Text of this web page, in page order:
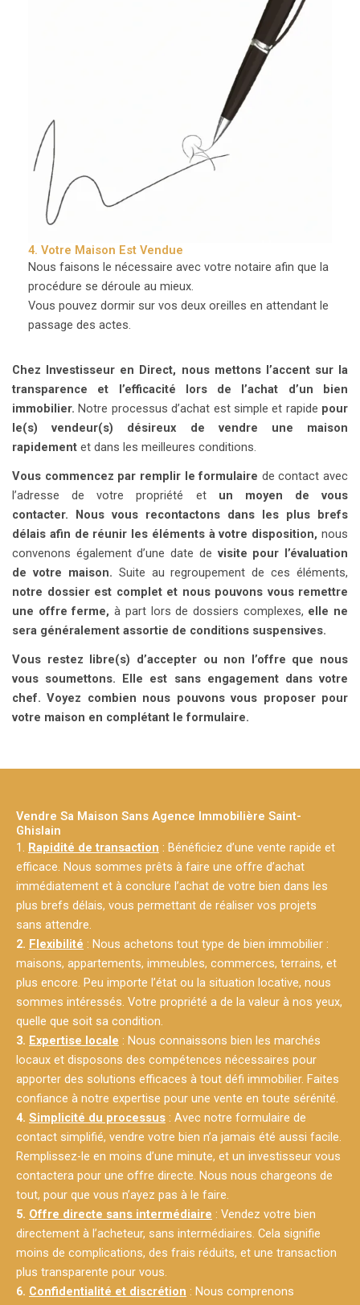
4. Votre Maison Est Vendue
Nous faisons le nécessaire avec votre notaire afin que la
procédure se déroule au mieux.
Vous pouvez dormir sur vos deux oreilles en attendant le
passage des actes.
Chez Investisseur en Direct, nous mettons l’accent sur la
transparence et l’efficacité lors de l’achat d’un bien
immobilier. Notre processus d’achat est simple et rapide pour
le(s) vendeur(s) désireux de vendre une maison
rapidement et dans les meilleures conditions.
Vous commencez par remplir le formulaire de contact avec
l’adresse de votre propriété et un moyen de vous
contacter.
Nous vous recontactons dans les plus brefs
délais afin de réunir les éléments à votre disposition, nous
convenons également d’une date de visite pour l’évaluation
de votre maison. Suite au regroupement de ces éléments,
notre dossier est complet et nous pouvons vous remettre
une offre ferme, à part lors de dossiers complexes, elle ne
sera généralement assortie de conditions suspensives.
Vous restez libre(s) d’accepter ou non l’offre que nous
vous soumettons. Elle est sans engagement dans votre
chef. Voyez combien nous pouvons vous proposer pour
votre maison en complétant le formulaire.
Vendre Sa Maison Sans Agence Immobilière Saint-
Ghislain
1. Rapidité de transaction : Bénéficiez d’une vente rapide et
efficace. Nous sommes prêts à faire une offre d’achat
immédiatement et à conclure l’achat de votre bien dans les
plus brefs délais, vous permettant de réaliser vos projets
sans attendre.
2. Flexibilité : Nous achetons tout type de bien immobilier :
maisons, appartements, immeubles, commerces, terrains, et
plus encore. Peu importe l’état ou la situation locative, nous
sommes intéressés. Votre propriété a de la valeur à nos yeux,
quelle que soit sa condition.
3. Expertise locale : Nous connaissons bien les marchés
locaux et disposons des compétences nécessaires pour
apporter des solutions efficaces à tout défi immobilier. Faites
confiance à notre expertise pour une vente en toute sérénité.
4. Simplicité du processus : Avec notre formulaire de
contact simplifié, vendre votre bien n’a jamais été aussi facile.
Remplissez-le en moins d’une minute, et un investisseur vous
contactera pour une offre directe. Nous nous chargeons de
tout, pour que vous n’ayez pas à le faire.
5. Offre directe sans intermédiaire : Vendez votre bien
directement à l’acheteur, sans intermédiaires. Cela signifie
moins de complications, des frais réduits, et une transaction
plus transparente pour vous.
6. Confidentialité et discrétion : Nous comprenons